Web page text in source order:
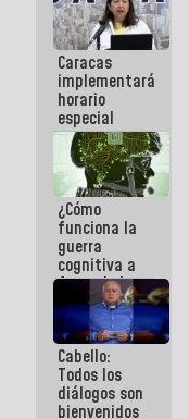
que escribes
porque lo
que haces
es
embarrarla
Caracas
implementará
horario
especial
para
adaptarse
al plan de
ahorro
energético
¿Cómo
funciona la
guerra
cognitiva a
favor de la
narrativa
hegemónica?
(1)
Cabello:
Todos los
diálogos son
bienvenidos